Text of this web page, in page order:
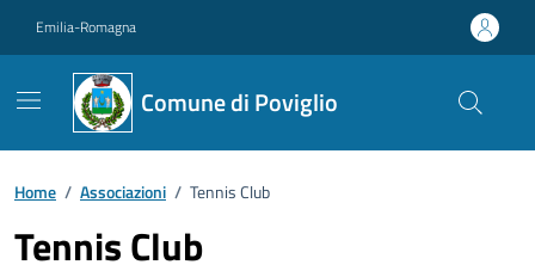
Emilia-Romagna
Comune di Poviglio
Home / Associazioni / Tennis Club
Tennis Club